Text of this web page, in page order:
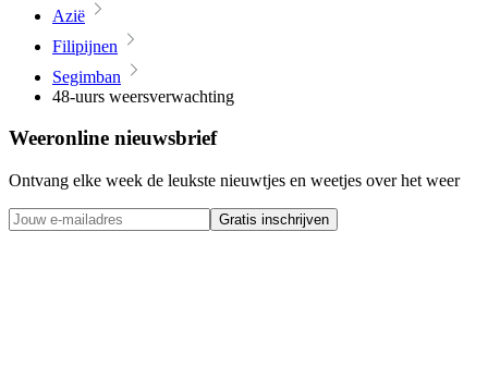
Azië
Filipijnen
Segimban
48-uurs weersverwachting
Weeronline nieuwsbrief
Ontvang elke week de leukste nieuwtjes en weetjes over het weer
Gratis inschrijven